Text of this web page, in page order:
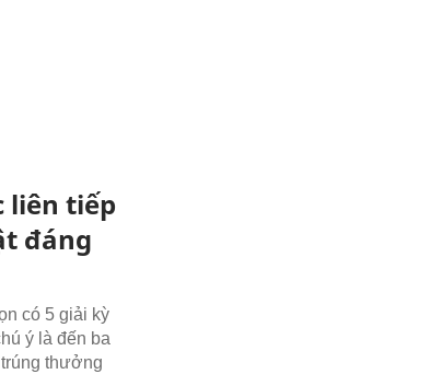
liên tiếp
đáng
có 5 giải kỳ
ý là đến ba
thưởng